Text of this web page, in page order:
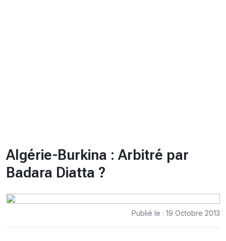
Algérie-Burkina : Arbitré par
Badara Diatta ?
Publié le : 19 Octobre 2013